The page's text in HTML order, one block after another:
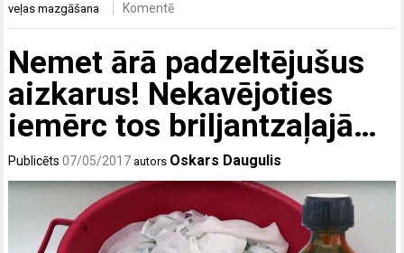
veļas mazgāšana
Komentē
Nemet ārā padzeltējušus
aizkarus! Nekavējoties
iemērc tos briljantzaļajā…
Publicēts07/05/2017 autors Oskars Daugulis